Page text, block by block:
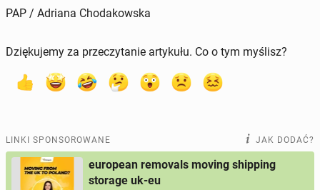
PAP / Adriana Chodakowska
Dziękujemy za przeczytanie artykułu. Co o tym myślisz?
LINKI SPONSOROWANE JAK DODAĆ?
european removals moving shipping
storage uk-eu